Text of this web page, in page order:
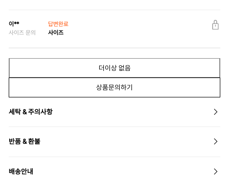
이**
답변완료
사이즈 문의
사이즈
더이상 없음
상품문의하기
세탁 & 주의사항
반품 & 환불
배송안내